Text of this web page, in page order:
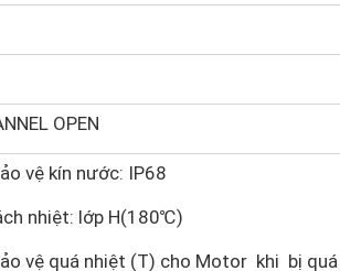
OPEN
vệ kín nước: IP68
nhiệt: lớp H(180℃)
vệ quá nhiệt (T) cho Motor khi bị